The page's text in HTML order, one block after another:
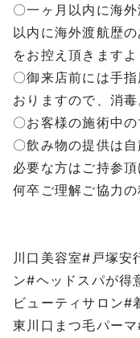
〇一ヶ月以内に海
以内に海外渡航歴
をお控え頂きますよ
〇御来店前には手
おりますので、消毒
〇お客様の施術中の
〇飲み物の提供は
必要な方はご持参
何卒ご理解ご協力の
川口美容室#戸塚安
ン#ヘッドスパが得
ビューティサロン
東川口まつ毛パー